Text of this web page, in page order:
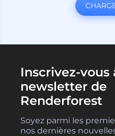
Inscrivez-vous
newsletter de
Renderforest
Soyez parmi les
nos dernières